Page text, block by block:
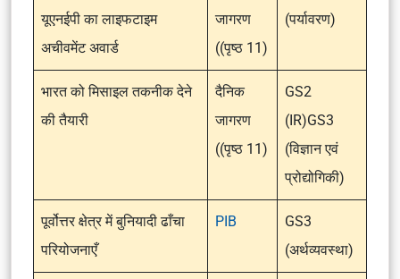
यूएनईपी का लाइफटाइम
अचीवमेंट अवार्ड
जागरण
((पृष्ठ 11)
(पर्यावरण)
भारत को मिसाइल तकनीक देने
की तैयारी
दैनिक
जागरण
((पृष्ठ 11)
GS2
(IR)GS3
(विज्ञान एवं
प्रोद्योगिकी)
पूर्वोत्तर क्षेत्र में बुनियादी ढाँचा
परियोजनाएँ
PIB
GS3
(अर्थव्यवस्था)